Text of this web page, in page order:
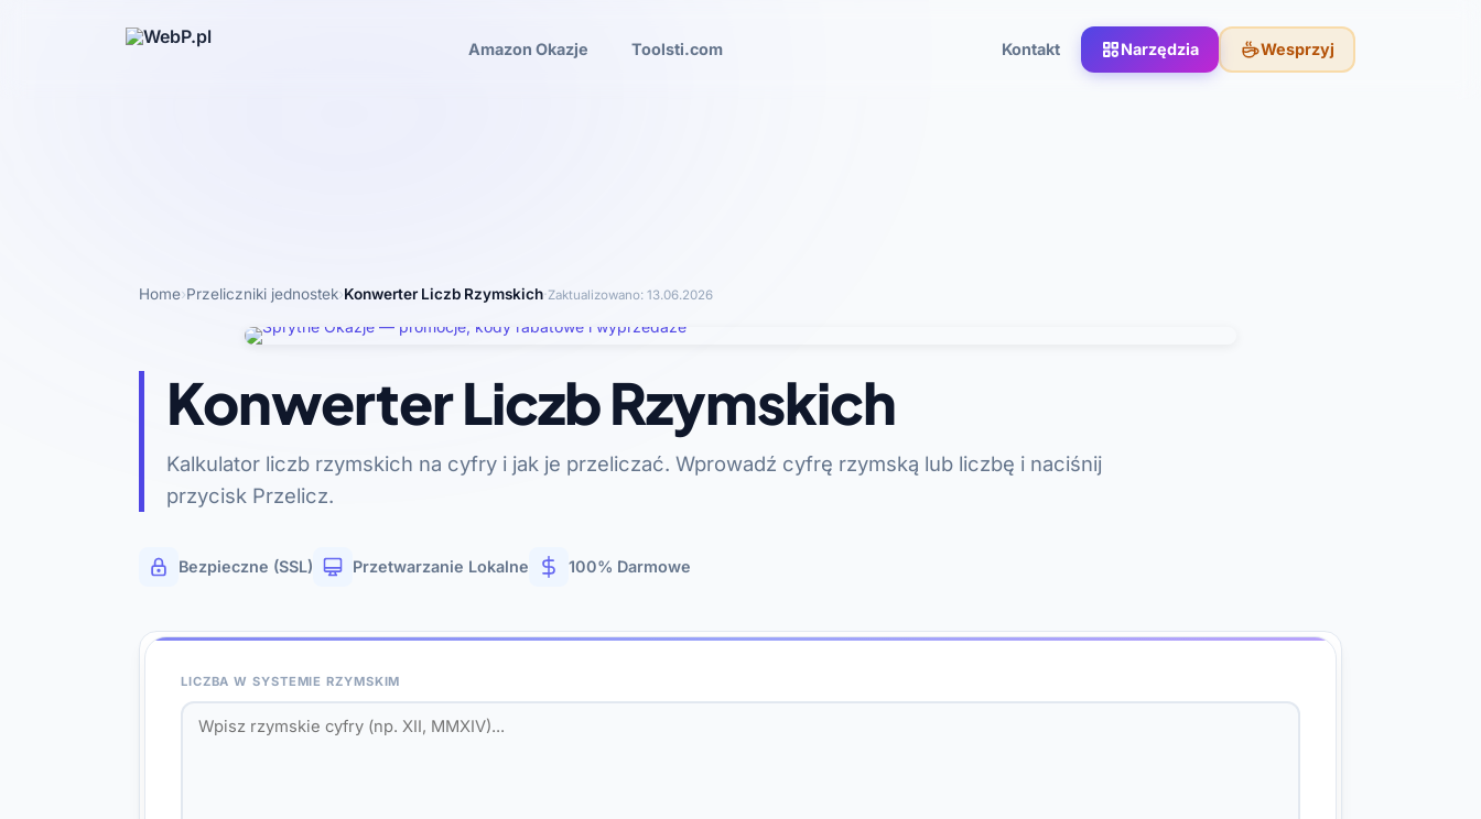
Amazon Okazje Toolsti.com Kontakt Narzędzia Wesprzyj
Home›Przeliczniki jednostek›Konwerter Liczb Rzymskich·Zaktualizowano: 13.06.2026
Konwerter Liczb Rzymskich
Kalkulator liczb rzymskich na cyfry i jak je przeliczać. Wprowadź cyfrę rzymską lub liczbę i naciśnij
przycisk Przelicz.
Bezpieczne (SSL) Przetwarzanie Lokalne 100% Darmowe
LICZBA W SYSTEMIE RZYMSKIM